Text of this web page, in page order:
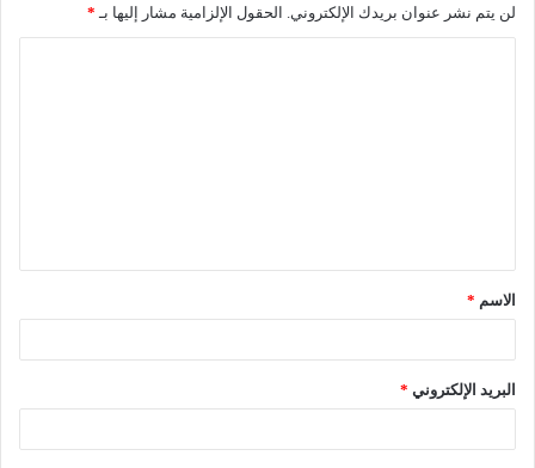
لن يتم نشر عنوان بريدك الإلكتروني. الحقول الإلزامية مشار إليها بـ *
ق
*
الاسم *
البريد الإلكتروني *